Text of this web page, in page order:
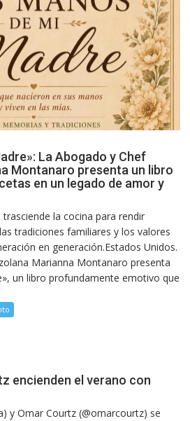
La Abogado y Chef
Montanaro presenta un libro
en un legado de amor y
trasciende la cocina para rendir
tradiciones familiares y los valores
en generación.Estados Unidos.
Marianna Montanaro presenta
un libro profundamente emotivo que
encienden el verano con
y Omar Courtz (@omarcourtz) se